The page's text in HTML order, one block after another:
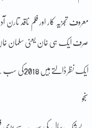
صرف ایک ہی خان یعنی سلمان خان
ایک نظر ڈالتے ہیں 2018کی سب سے زیادہ کمانے والی 3فلموں پر
سنجو